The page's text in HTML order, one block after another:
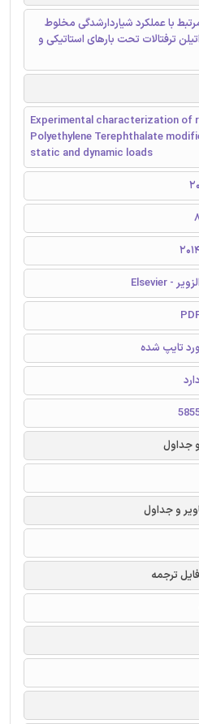
با عملکرد شیاردارشدگی مخلوط‌
ترفتالات تحت بارهای استاتیکی و
Experimental characterization
Polyethylene Terephthalate
static and dynamic loads
20
الزویر - Elsevier
ورد تایپ شده
دارد
جداول
و جداول
ترجمه